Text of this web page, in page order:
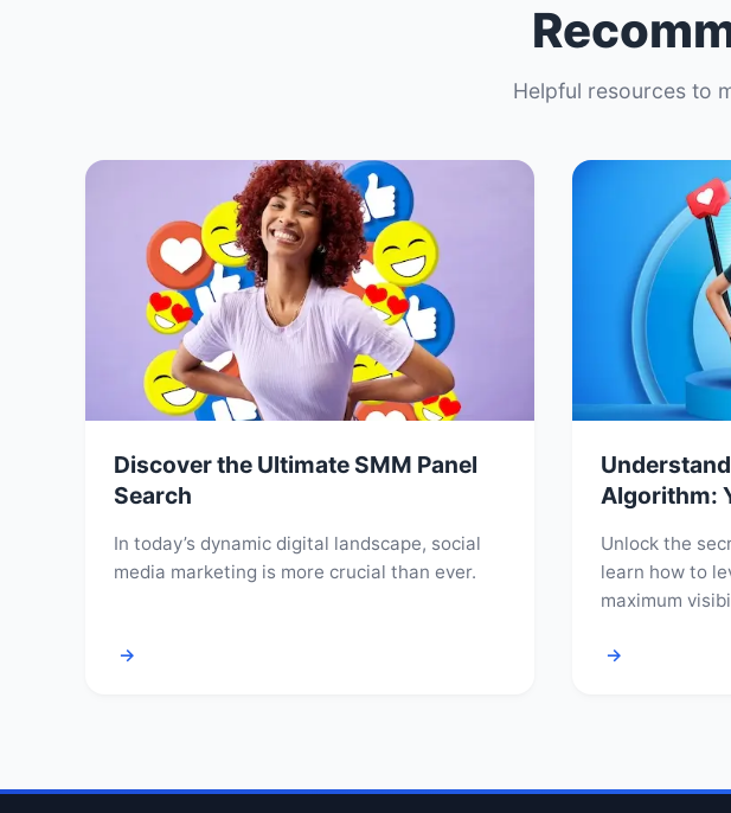
Helpful resources to
Discover the Ultimate SMM Panel
Search
In today’s dynamic digital landscape, social
media marketing is more crucial than ever.
→
Algorithm:
Unlock the
learn how to
maximum
→